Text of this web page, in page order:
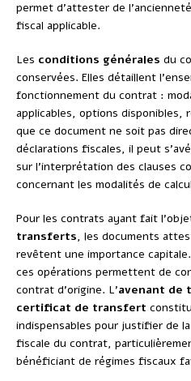
permet d’attester de
fiscal applicable.
Les conditions générales du
conservées. Elles détaillent
fonctionnement du contrat :
applicables, options disponibles,
que ce document ne soit pas
déclarations fiscales, il peut
sur l’interprétation des clauses
concernant les modalités de
Pour les contrats ayant fait
transferts, les documents
revêtent une importance
ces opérations permettent de
contrat d’origine. L’avenant de
certificat de transfert
indispensables pour justifier de
fiscale du contrat,
bénéficiant de régimes fiscaux